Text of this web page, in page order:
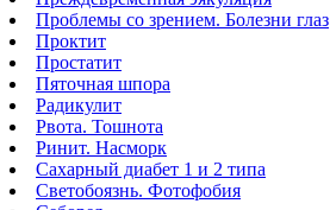
Проблемы со зрением. Болезни глаз
Проктит
Простатит
Пяточная шпора
Радикулит
Рвота. Тошнота
Ринит. Насморк
Сахарный диабет 1 и 2 типа
Светобоязнь. Фотофобия